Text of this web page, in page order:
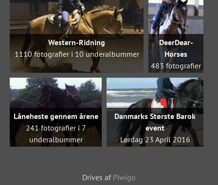
Western-Ridning
1110 fotografier i 10 underalbummer
DeerDear-
Horses
483 fotografier
i 4
underalbummer
Låneheste gennem årene
241 fotografier i 7
underalbummer
igennem årene inden vi
Danmarks Største Barok
event
Lørdag 23 April 2016
Drives af Piwigo